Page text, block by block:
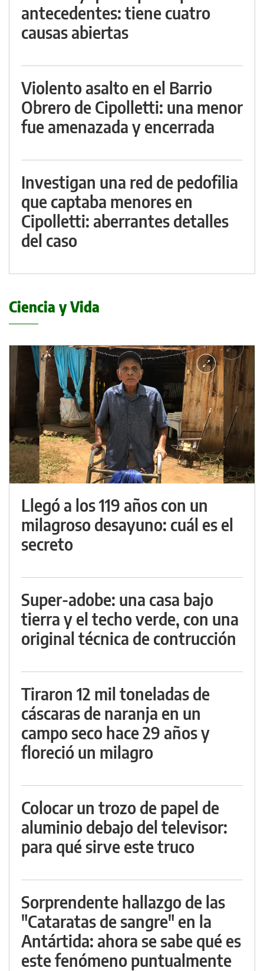
antecedentes: tiene cuatro
causas abiertas
Violento asalto en el Barrio
Obrero de Cipolletti: una menor
fue amenazada y encerrada
Investigan una red de pedofilia
que captaba menores en
Cipolletti: aberrantes detalles
del caso
Ciencia y Vida
Llegó a los 119 años con un
milagroso desayuno: cuál es el
secreto
Super-adobe: una casa bajo
tierra y el techo verde, con una
original técnica de contrucción
Tiraron 12 mil toneladas de
cáscaras de naranja en un
campo seco hace 29 años y
floreció un milagro
Colocar un trozo de papel de
aluminio debajo del televisor:
para qué sirve este truco
Sorprendente hallazgo de las
"Cataratas de sangre" en la
Antártida: ahora se sabe qué es
este fenómeno puntualmente